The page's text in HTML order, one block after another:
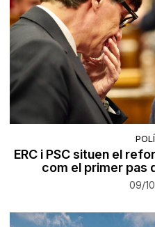
ERC i PSC situen el
com el primer pas
09/